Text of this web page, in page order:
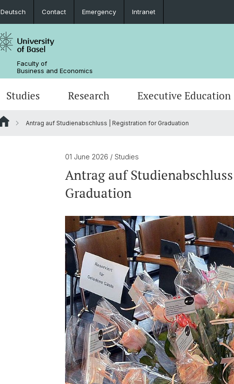
Deutsch Contact Emergency Intranet
Faculty of
Business and Economics
Studies Research Executive Education
Antrag auf Studienabschluss | Registration for Graduation
01 June 2026 / Studies
Antrag auf
Graduation